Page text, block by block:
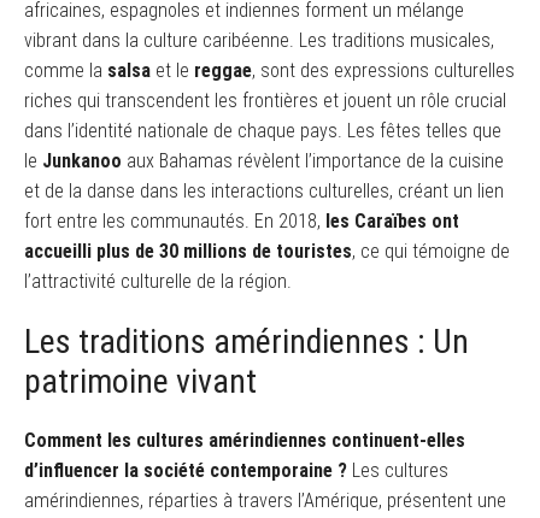
africaines, espagnoles et indiennes forment un mélange
vibrant dans la culture caribéenne. Les traditions musicales,
comme la salsa et le reggae, sont des expressions culturelles
riches qui transcendent les frontières et jouent un rôle crucial
dans l’identité nationale de chaque pays. Les fêtes telles que
le Junkanoo aux Bahamas révèlent l’importance de la cuisine
et de la danse dans les interactions culturelles, créant un lien
fort entre les communautés. En 2018, les Caraïbes ont
accueilli plus de 30 millions de touristes, ce qui témoigne de
l’attractivité culturelle de la région.
Les traditions amérindiennes : Un
patrimoine vivant
Comment les cultures amérindiennes continuent-elles
d’influencer la société contemporaine ? Les cultures
amérindiennes, réparties à travers l’Amérique, présentent une